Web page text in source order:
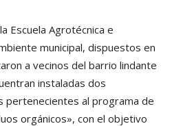
Escuela Agrotécnica e
municipal, dispuestos en
a vecinos del barrio lindante
instaladas dos
pertenecientes al programa de
orgánicos», con el objetivo